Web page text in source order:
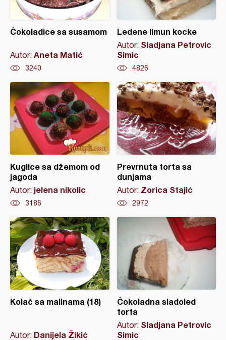
Čokoladice sa susamom
Autor: Aneta Matić
3240
Ledene limun kocke
Autor: Sladjana Petrovic
Simic
4826
Kuglice sa džemom od
jagoda
Autor: jelena nikolic
3186
Prevrnuta torta sa
dunjama
Autor: Zorica Stajić
2972
Kolač sa malinama (18)
Autor: Danijela Žikić
Čokoladna sladoled
torta
Autor: Sladjana Petrovic
Simic